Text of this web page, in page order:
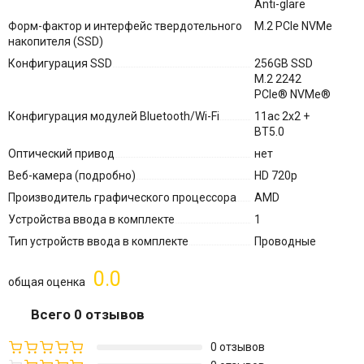
Anti-glare
Форм-фактор и интерфейс твердотельного
накопителя (SSD)
M.2 PCIe NVMe
Конфигурация SSD
256GB SSD
M.2 2242
PCIe® NVMe®
Конфигурация модулей Bluetooth/Wi-Fi
11ac 2x2 +
BT5.0
Оптический привод
нет
Веб-камера (подробно)
HD 720p
Производитель графического процессора
AMD
Устройства ввода в комплекте
1
Тип устройств ввода в комплекте
Проводные
0.0
общая оценка
Всего 0 отзывов
0 отзывов